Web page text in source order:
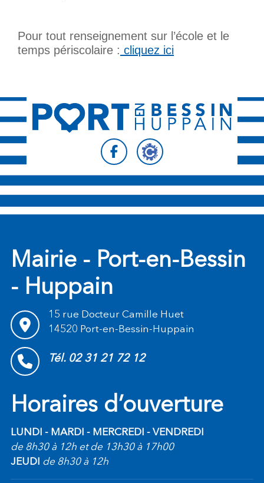
Pour tout renseignement sur l’école et le
temps périscolaire : cliquez ici
Suivez-nous sur
Suivez-nous sur
Mairie - Port-en-Bessin
- Huppain
15 rue Docteur Camille Huet
14520 Port-en-Bessin-Huppain
Tél. 02 31 21 72 12
Horaires d’ouverture
LUNDI - MARDI - MERCREDI - VENDREDI
de 8h30 à 12h et de 13h30 à 17h00
JEUDI de 8h30 à 12h